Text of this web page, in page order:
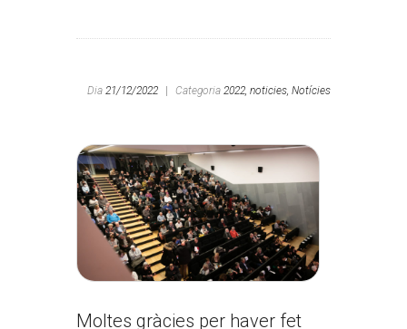
Dia 21/12/2022 Categoria 2022, noticies, Notícies
Moltes gràcies per haver fet